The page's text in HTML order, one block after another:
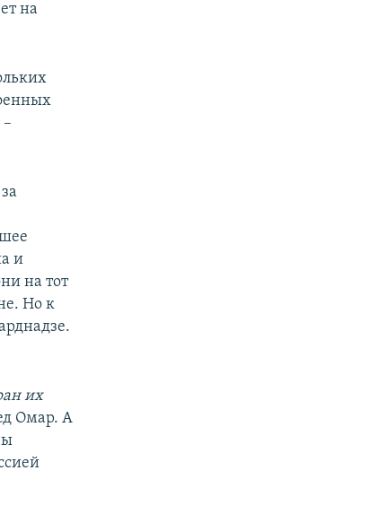
на
и
на тот
Но к
их
Омар. А